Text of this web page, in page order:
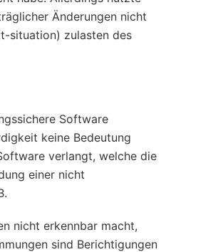
Änderungen nicht
situation) zulasten des
Software
keine Bedeutung
verlangt, welche die
einer nicht
nicht erkennbar macht,
sind Berichtigungen